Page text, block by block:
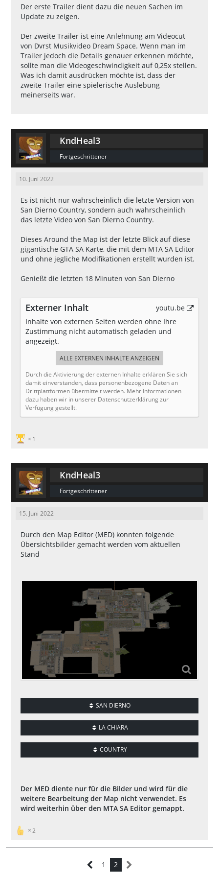
Der erste Trailer dient dazu die neuen Sachen im
Update zu zeigen.
Der zweite Trailer ist eine Anlehnung am Videocut
von Dvrst Musikvideo Dream Space. Wenn man im
Trailer jedoch die Details genauer erkennen möchte,
sollte man die Videogeschwindigkeit auf 0,25x stellen.
Was ich damit ausdrücken möchte ist, dass der
zweite Trailer eine spielerische Auslebung
meinerseits war.
KndHeal3
Fortgeschrittener
10. Juni 2022
Es ist nicht nur wahrscheinlich die letzte Version von
San Dierno Country, sondern auch wahrscheinlich
das letzte Video von San Dierno Country.
Dieses Around the Map ist der letzte Blick auf diese
gigantische GTA SA Karte, die mit dem MTA SA Editor
und ohne jegliche Modifikationen erstellt wurden ist.
Genießt die letzten 18 Minuten von San Dierno
Externer Inhalt
youtu.be
Inhalte von externen Seiten werden ohne Ihre
Zustimmung nicht automatisch geladen und
angezeigt.
ALLE EXTERNEN INHALTE ANZEIGEN
Durch die Aktivierung der externen Inhalte erklären Sie sich
damit einverstanden, dass personenbezogene Daten an
Drittplattformen übermittelt werden. Mehr Informationen
dazu haben wir in unserer Datenschutzerklärung zur
Verfügung gestellt.
1
KndHeal3
Fortgeschrittener
15. Juni 2022
Durch den Map Editor (MED) konnten folgende
Übersichtsbilder gemacht werden vom aktuellen
Stand
SAN DIERNO
LA CHIARA
COUNTRY
Der MED diente nur für die Bilder und wird für die
weitere Bearbeitung der Map nicht verwendet. Es
wird weiterhin über den MTA SA Editor gemappt.
2
1 2